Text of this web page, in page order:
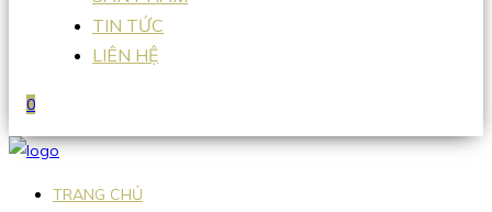
TIN TỨC
LIÊN HỆ
0
TRANG CHỦ